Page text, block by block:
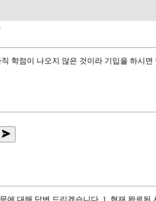
학점이 나오지 않은 것이라 기입을 하시
에 대해 답변 드리겠습니다. 1. 현재 완료